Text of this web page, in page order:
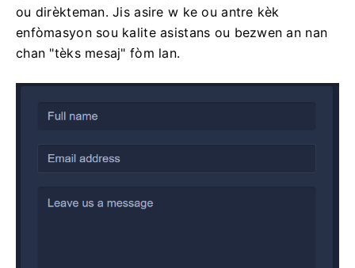
ou dirèkteman. Jis asire w ke ou antre kèk
enfòmasyon sou kalite asistans ou bezwen an nan
chan "tèks mesaj" fòm lan.